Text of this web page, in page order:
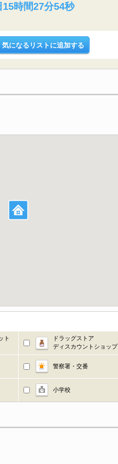
時間27分54秒
気になるリストに追加する
ト
ドラッグストア
ディスカウントショップ
警察署・交番
小学校